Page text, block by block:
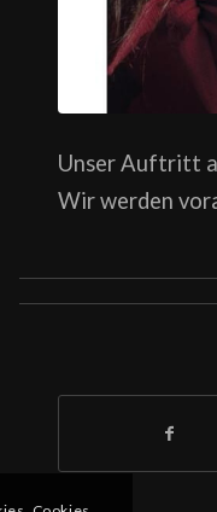
Unser Auftritt
Wir werden